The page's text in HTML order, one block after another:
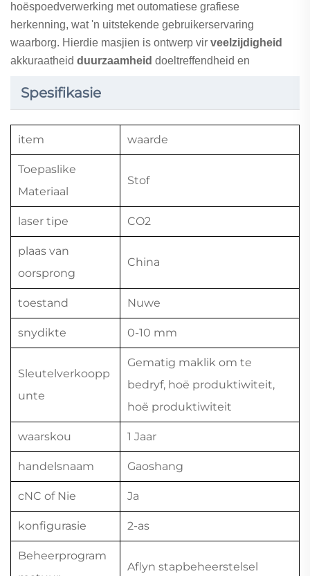
hoëspoedverwerking met outomatiese grafiese
herkenning, wat 'n uitstekende gebruikerservaring
waarborg. Hierdie masjien is ontwerp vir veelzijdigheid
akkuraatheid duurzaamheid doeltreffendheid en
Spesifikasie
item waarde
Toepaslike
Materiaal
Stof
laser tipe CO2
plaas van
oorsprong
China
toestand Nuwe
snydikte 0-10 mm
Sleutelverkoopp
unte
Gematig maklik om te
bedryf, hoë produktiwiteit,
hoë produktiwiteit
waarskou 1 Jaar
handelsnaam Gaoshang
cNC of Nie Ja
konfigurasie 2-as
Beheerprogram
Aflyn stapbeheerstelsel